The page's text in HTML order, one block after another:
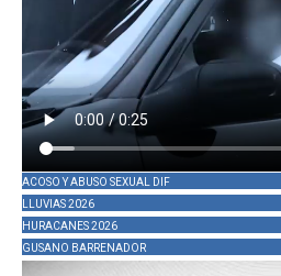
ACOSO Y ABUSO SEXUAL DIF
LLUVIAS 2026
HURACANES 2026
GUSANO BARRENADOR